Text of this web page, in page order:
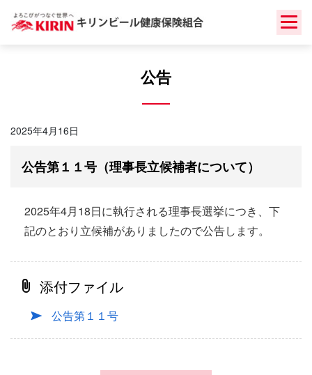
公告
2025年4月16日
公告第１１号（理事長立候補者について）
2025年4月18日に執行される理事長選挙につき、下
記のとおり立候補がありましたので公告します。
添付ファイル
公告第１１号